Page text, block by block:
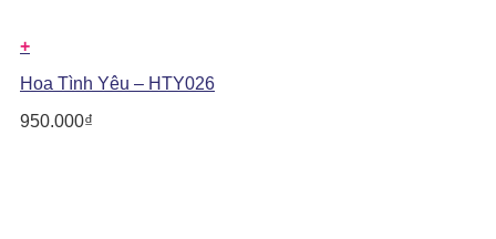
+
Hoa Tình Yêu – HTY026
950.000₫